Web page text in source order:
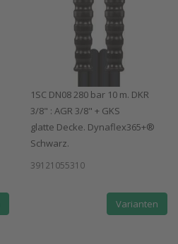
1SC DN08 280 bar 10 m. DKR
3/8" : AGR 3/8" + GKS
glatte Decke. Dynaflex365+®
Schwarz.
39121055310
Varianten